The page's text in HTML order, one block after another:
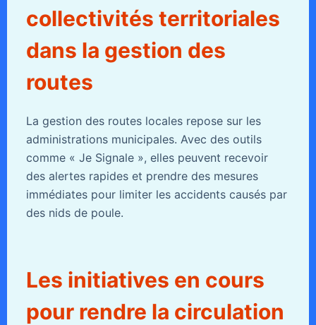
collectivités territoriales
dans la gestion des
routes
La gestion des routes locales repose sur les
administrations municipales. Avec des outils
comme « Je Signale », elles peuvent recevoir
des alertes rapides et prendre des mesures
immédiates pour limiter les accidents causés par
des nids de poule.
Les initiatives en cours
pour rendre la circulation